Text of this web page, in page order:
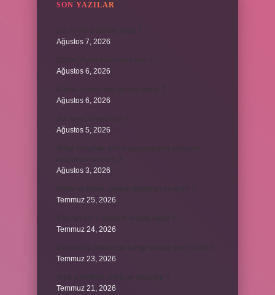
SON YAZILAR
Ağustos 7, 2026
Ağustos 6, 2026
Ağustos 6, 2026
Ağustos 5, 2026
Ağustos 3, 2026
Temmuz 25, 2026
Temmuz 24, 2026
Temmuz 23, 2026
Temmuz 21, 2026